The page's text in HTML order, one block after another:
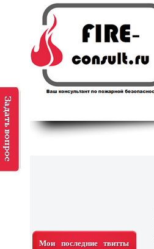
Мои последние твитты